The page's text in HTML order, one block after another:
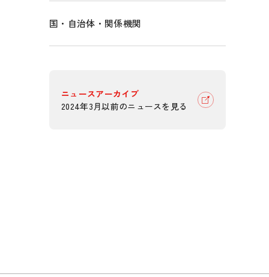
国・自治体・関係機関
ニュースアーカイブ
2024年3月以前のニュースを見る